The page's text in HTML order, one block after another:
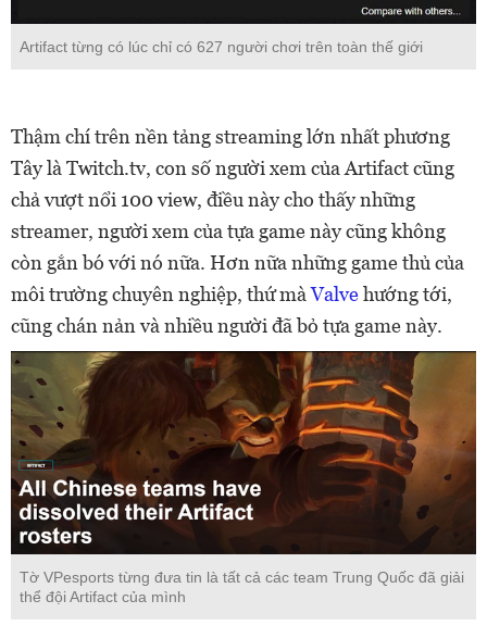
Artifact từng có lúc chỉ có 627 người chơi trên toàn thế giới
Thậm chí trên nền tảng streaming lớn nhất phương
Tây là Twitch.tv, con số người xem của Artifact cũng
chả vượt nổi 100 view, điều này cho thấy những
streamer, người xem của tựa game này cũng không
còn gắn bó với nó nữa. Hơn nữa những game thủ của
môi trường chuyên nghiệp, thứ màValvehướng tới,
cũng chán nản và nhiều người đã bỏ tựa game này.
Tờ VPesports từng đưa tin là tất cả các team Trung Quốc đã giải
thể đội Artifact của mình